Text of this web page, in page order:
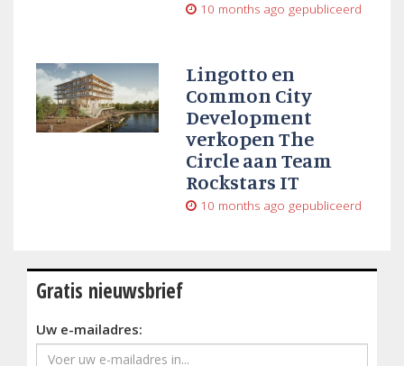
10 months ago gepubliceerd
Lingotto en
Common City
Development
verkopen The
Circle aan Team
Rockstars IT
10 months ago gepubliceerd
Gratis nieuwsbrief
Uw e-mailadres: